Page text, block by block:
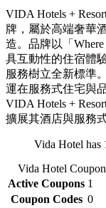
VIDA Hotels +
牌，屬於高端奢華
造。品牌以「
具互動性的住宿體
服務樹立全新標準
運在服務式住宅與品
VIDA Hotels +
擴展其酒店與服務
Vida Hotel has
Vida Hotel
Active Coupons 1
Coupon Codes 0